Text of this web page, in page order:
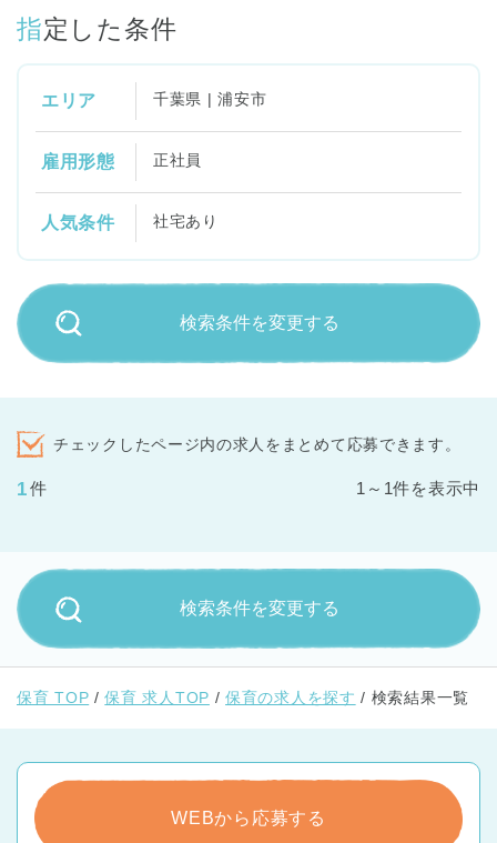
指定した条件
エリア 千葉県 | 浦安市
雇用形態 正社員
人気条件 社宅あり
検索条件を変更する
チェックしたページ内の求人をまとめて応募できます。
1件 1～1件を表示中
検索条件を変更する
保育 TOP 保育 求人TOP 保育の求人を探す 検索結果一覧
WEBから応募する